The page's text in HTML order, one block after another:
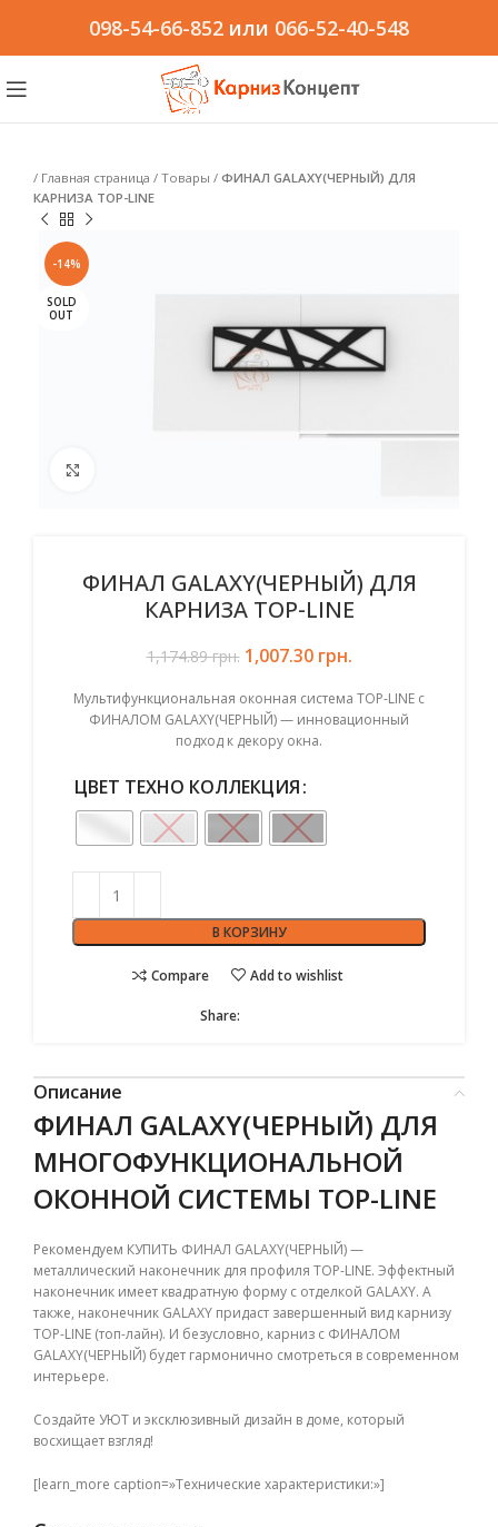
098-54-66-852 или 066-52-40-548
/ Главная страница / Товары / ФИНАЛ GALAXY(ЧЕРНЫЙ) ДЛЯ
КАРНИЗА TOP-LINE
-14%
SOLD
OUT
ФИНАЛ GALAXY(ЧЕРНЫЙ) ДЛЯ
КАРНИЗА TOP-LINE
1,174.89грн.
Первоначальная цена
1,007.30 грн.
1,007.30 грн..
Мультифункциональная оконная система TOP-LINE с
ФИНАЛОМ GALAXY(ЧЕРНЫЙ) — инновационный
подход к декору окна.
ЦВЕТ ТЕХНО КОЛЛЕКЦИЯ
В КОРЗИНУ
Compare Add to wishlist
Share:
Описание
ФИНАЛ GALAXY(ЧЕРНЫЙ) ДЛЯ
МНОГОФУНКЦИОНАЛЬНОЙ
ОКОННОЙ СИСТЕМЫ TOP-LINE
Рекомендуем КУПИТЬ ФИНАЛ GALAXY(ЧЕРНЫЙ) —
металлический наконечник для профиля TOP-LINE. Эффектный
наконечник имеет квадратную форму с отделкой GALAXY. А
также, наконечник GALAXY придаст завершенный вид карнизу
TOP-LINE (топ-лайн). И безусловно, карниз с ФИНАЛОМ
GALAXY(ЧЕРНЫЙ) будет гармонично смотреться в современном
интерьере.
Создайте УЮТ и эксклюзивный дизайн в доме, который
восхищает взгляд!
[learn_more caption=»Технические характеристики:»]